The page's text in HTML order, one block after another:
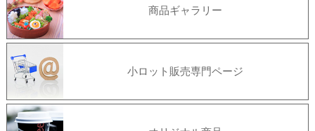
商品ギャラリー
小ロット販売専門ページ